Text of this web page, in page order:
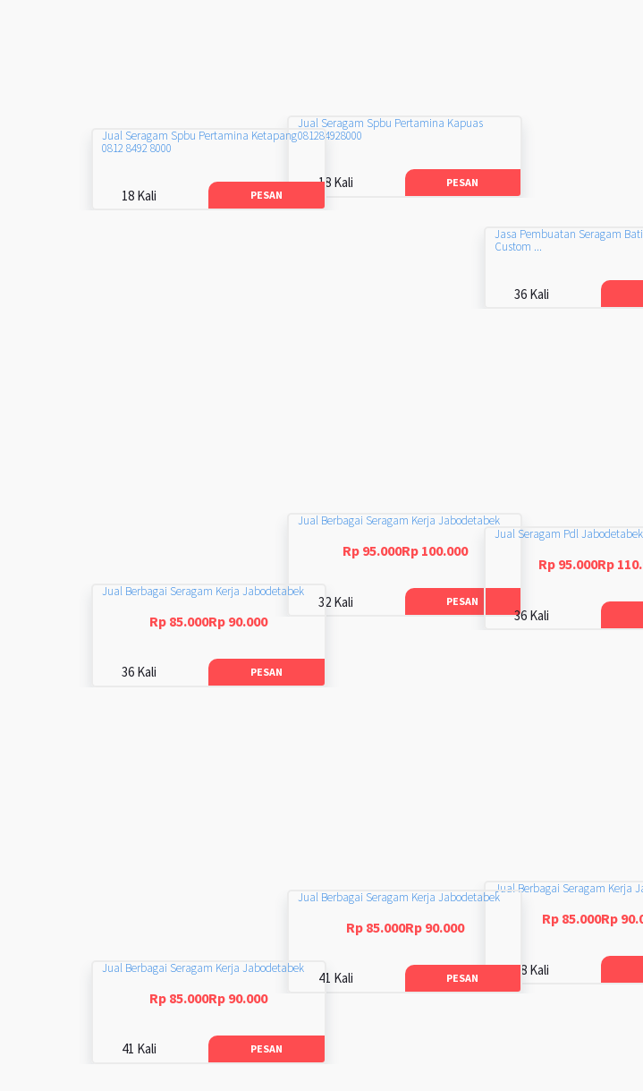
Jual Seragam Spbu Pertamina Kapuas
081284928000
18 Kali PESAN
Jual Seragam Spbu Pertamina Ketapang
0812 8492 8000
18 Kali PESAN
Jasa Pembuatan Seragam
Custom ...
36 Kali
Jual Berbagai Seragam Kerja Jabodetabek
Rp 95.000Rp 100.000
32 Kali PESAN
Jual Seragam Pdl Jabodetabek
Rp 95.000Rp
36 Kali
Jual Berbagai Seragam Kerja Jabodetabek
Rp 85.000Rp 90.000
36 Kali PESAN
Jual Berbagai Seragam Kerja
Rp 85.000Rp
48 Kali
Jual Berbagai Seragam Kerja Jabodetabek
Rp 85.000Rp 90.000
41 Kali PESAN
Jual Berbagai Seragam Kerja Jabodetabek
Rp 85.000Rp 90.000
41 Kali PESAN